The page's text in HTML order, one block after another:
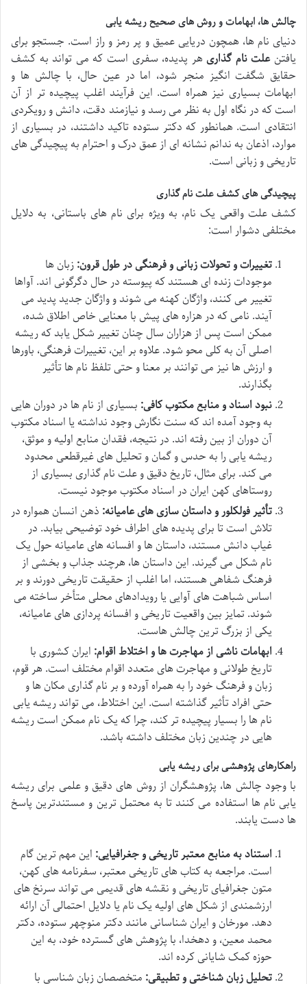
چالش ها، ابهامات و روش های صحیح ریشه یابی
دنیای نام ها، همچون دریایی عمیق و پر رمز و راز است. جستجو برای
یافتنعلت نام گذاریهر پدیده، سفری است که می تواند به کشف
حقایق شگفت انگیز منجر شود، اما در عین حال، با چالش ها و
ابهامات بسیاری نیز همراه است. این فرآیند اغلب پیچیده تر از آن
است که در نگاه اول به نظر می رسد و نیازمند دقت، دانش و رویکردی
انتقادی است. همانطور که دکتر ستوده تاکید داشتند، در بسیاری از
موارد، اذعان به ندانم نشانه ای از عمق درک و احترام به پیچیدگی های
تاریخی و زبانی است.
پیچیدگی های کشف علت نام گذاری
کشف علت واقعی یک نام، به ویژه برای نام های باستانی، به دلایل
مختلفی دشوار است:
تغییرات و تحولات زبانی و فرهنگی در طول قرون:زبان ها
موجودات زنده ای هستند که پیوسته در حال دگرگونی اند. آواها
تغییر می کنند، واژگان کهنه می شوند و واژگان جدید پدید می
آیند. نامی که در هزاره های پیش با معنایی خاص اطلاق شده،
ممکن است پس از هزاران سال چنان تغییر شکل یابد که ریشه
اصلی آن به کلی محو شود. علاوه بر این، تغییرات فرهنگی، باورها
و ارزش ها نیز می توانند بر معنا و حتی تلفظ نام ها تأثیر
بگذارند.
نبود اسناد و منابع مکتوب کافی: بسیاری از نام ها در دوران هایی
به وجود آمده اند که سنت نگارش وجود نداشته یا اسناد مکتوب
آن دوران از بین رفته اند. در نتیجه، فقدان منابع اولیه و موثق،
ریشه یابی را به حدس و گمان و تحلیل های غیرقطعی محدود
می کند. برای مثال، تاریخ دقیق و علت نام گذاری بسیاری از
روستاهای کهن ایران در اسناد مکتوب موجود نیست.
تأثیر فولکلور و داستان سازی های عامیانه: ذهن انسان همواره در
تلاش است تا برای پدیده های اطراف خود توضیحی بیابد. در
غیاب دانش مستند، داستان ها و افسانه های عامیانه حول یک
نام شکل می گیرند. این داستان ها، هرچند جذاب و بخشی از
فرهنگ شفاهی هستند، اما اغلب از حقیقت تاریخی دورند و بر
اساس شباهت های آوایی یا رویدادهای محلی متأخر ساخته می
شوند. تمایز بین واقعیت تاریخی و افسانه پردازی های عامیانه،
یکی از بزرگ ترین چالش هاست.
ابهامات ناشی از مهاجرت ها و اختلاط اقوام: ایران کشوری با
تاریخ طولانی و مهاجرت های متعدد اقوام مختلف است. هر قوم،
زبان و فرهنگ خود را به همراه آورده و بر نام گذاری مکان ها و
حتی افراد تأثیر گذاشته است. این اختلاط، می تواند ریشه یابی
نام ها را بسیار پیچیده تر کند، چرا که یک نام ممکن است ریشه
هایی در چندین زبان مختلف داشته باشد.
راهکارهای پژوهشی برای ریشه یابی
با وجود چالش ها، پژوهشگران از روش های دقیق و علمی برای ریشه
یابی نام ها استفاده می کنند تا به محتمل ترین و مستندترین پاسخ
ها دست یابند.
استناد به منابع معتبر تاریخی و جغرافیایی: این مهم ترین گام
است. مراجعه به کتاب های تاریخی معتبر، سفرنامه های کهن،
متون جغرافیای تاریخی و نقشه های قدیمی می تواند سرنخ های
ارزشمندی از شکل های اولیه یک نام یا دلایل احتمالی آن ارائه
دهد. مورخان و ایران شناسانی مانند دکتر منوچهر ستوده، دکتر
محمد معین، و دهخدا، با پژوهش های گسترده خود، به این
حوزه کمک شایانی کرده اند.
تحلیل زبان شناختی و تطبیقی: متخصصان زبان شناسی با